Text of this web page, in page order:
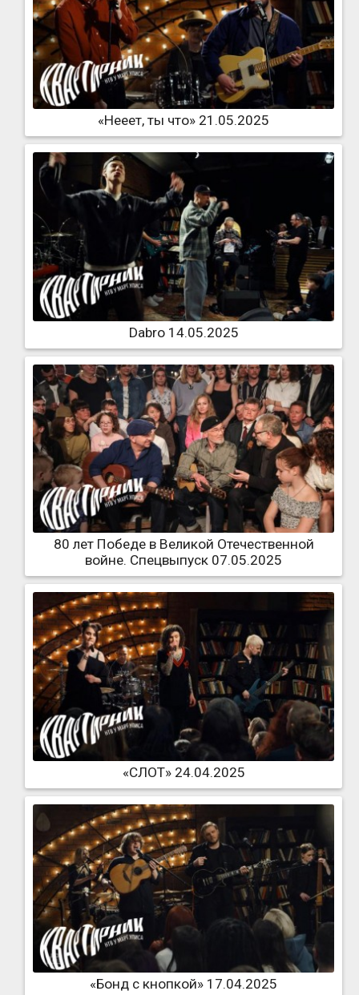
«Нееет, ты что» 21.05.2025
Dabro 14.05.2025
80 лет Победе в Великой Отечественной
войне. Спецвыпуск 07.05.2025
«СЛОТ» 24.04.2025
«Бонд с кнопкой» 17.04.2025